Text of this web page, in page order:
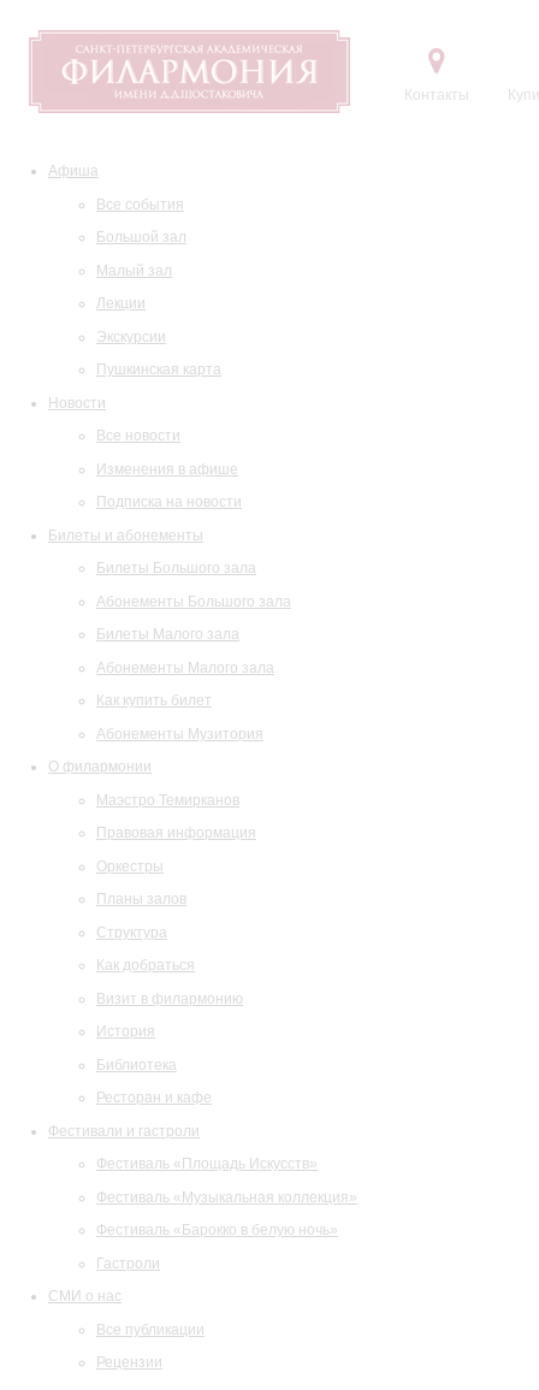
Контакты
Афиша
Все события
Большой зал
Малый зал
Лекции
Экскурсии
Пушкинская карта
Новости
Все новости
Изменения в афише
Подписка на новости
Билеты и абонементы
Билеты Большого зала
Абонементы Большого зала
Билеты Малого зала
Абонементы Малого зала
Как купить билет
Абонементы Музитория
О филармонии
Маэстро Темирканов
Правовая информация
Оркестры
Планы залов
Структура
Как добраться
Визит в филармонию
История
Библиотека
Ресторан и кафе
Фестивали и гастроли
Фестиваль «Площадь Искусств»
Фестиваль «Музыкальная коллекция»
Фестиваль «Барокко в белую ночь»
Гастроли
СМИ о нас
Все публикации
Рецензии